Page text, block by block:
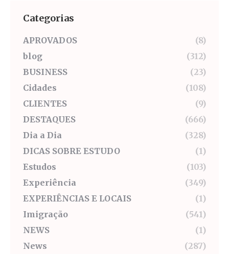
Categorias
APROVADOS
(8)
blog
(312)
BUSINESS
(23)
Cidades
(108)
CLIENTES
(9)
DESTAQUES
(666)
Dia a Dia
(328)
DICAS SOBRE ESTUDO
(1)
Estudos
(103)
Experiência
(349)
EXPERIÊNCIAS E LOCAIS
(1)
Imigração
(541)
NEWS
(1)
News
(287)